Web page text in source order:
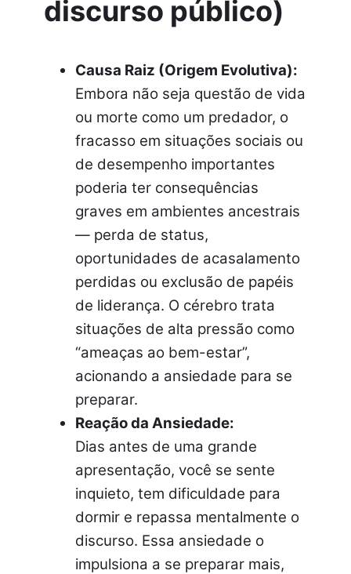
discurso público)
Causa Raiz (Origem Evolutiva):
Embora não seja questão de vida
ou morte como um predador, o
fracasso em situações sociais ou
de desempenho importantes
poderia ter consequências
graves em ambientes ancestrais
— perda de status,
oportunidades de acasalamento
perdidas ou exclusão de papéis
de liderança. O cérebro trata
situações de alta pressão como
“ameaças ao bem-estar”,
acionando a ansiedade para se
preparar.
Reação da Ansiedade:
Dias antes de uma grande
apresentação, você se sente
inquieto, tem dificuldade para
dormir e repassa mentalmente o
discurso. Essa ansiedade o
impulsiona a se preparar mais,